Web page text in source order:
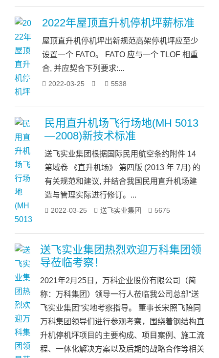
2022年屋顶直升机停机坪薪标准
屋顶直升机停机坪出新规范高架停机坪应至少
设置一个 FATO。 FATO 应与一个 TLOF 相重
合, 并应契合下列要求:...
2022-03-25 5538
民用直升机场飞行场地(MH 5013
—2008)新技术标准
送飞实业集团根据国际民用航空条约附件 14
第域卷 《直升机场》 第四版 (2013 年 7月) 的
有关规范和建议, 并结合我国民用直升机场建
造与管理实际进行修订。...
2022-03-25 送飞实业集团 5675
送飞实业集团热烈欢迎万科集团领
导莅临考察！
2021年2月25日，万科企业股份有限公司（简
称：万科集团）领导一行人莅临我公司总部“送
飞实业集团”实地考察指导。 董事长宋照飞陪同
万科集团领导们进行参观考察，围绕着钢结构直
升机停机坪项目的主要构成、项目案例、施工流
程、一体化解决方案以及后期的战略合作等相关